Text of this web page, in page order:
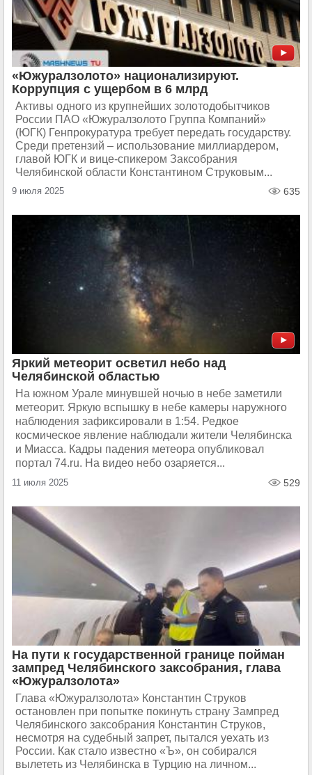
«Южуралзолото» национализируют.
Коррупция с ущербом в 6 млрд
Активы одного из крупнейших золотодобытчиков
России ПАО «Южуралзолото Группа Компаний»
(ЮГК) Генпрокуратура требует передать государству.
Среди претензий – использование миллиардером,
главой ЮГК и вице-спикером Заксобрания
Челябинской области Константином Струковым...
9 июля 2025 635
Яркий метеорит осветил небо над
Челябинской областью
На южном Урале минувшей ночью в небе заметили
метеорит. Яркую вспышку в небе камеры наружного
наблюдения зафиксировали в 1:54. Редкое
космическое явление наблюдали жители Челябинска
и Миасса. Кадры падения метеора опубликовал
портал 74.ru. На видео небо озаряется...
11 июля 2025 529
На пути к государственной границе пойман
зампред Челябинского заксобрания, глава
«Южуралзолота»
Глава «Южуралзолота» Константин Струков
остановлен при попытке покинуть страну Зампред
Челябинского заксобрания Константин Струков,
несмотря на судебный запрет, пытался уехать из
России. Как стало известно «Ъ», он собирался
вылететь из Челябинска в Турцию на личном...